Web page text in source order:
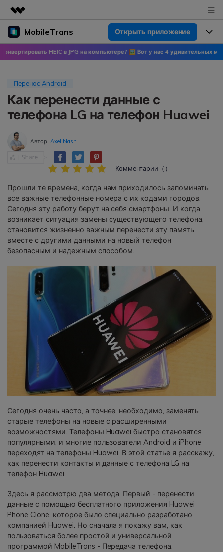
Рекомендуемые продукты
Цифровая креативность AIGC
Бизнес
О нас
Новости
Покупка
Поддержка
MobileTrans Открыть приложение
Продукты
ПК
Перенос данных WhatsApp
Переносите данные WhatsApp со
WhatsApp и других социальных
приложений на ПК и
Перенос данных смартфона
Передавайте сообщения,
фотографии, видео и многое
другое со смартфона на смартфон,
со смартфона на ПК и наоборот.
Резервное копирование и
восстановление
Создавайте резервные копии для
18+ типов данных и данных
WhatsApp на ПК. С легкостью
восстанавливайте резервные
копии.
Перенос плейлистов
НОВИНКА
Переносите музыкальные
плейлисты с одного потокового
сервиса на другой.
Приложение
Mutsapper
Передавайте данные WhatsApp &
WhatsApp Business без сброса
настроек к заводским.
Цены
Цены для версий Windows
Цены для Android
Скидки до 50%
Центр поддержки
Блог
Популярные темы
Конкурсы и мероприятия
Узнайте больше
Скачать
HEIC в JPG на компьютере? 🖼 Вот у нас 4 удивительных метода!
Перенос Android
Как перенести данные с
телефона LG на телефон Huawei
Автор:Axel Nash |
Комментарии（）
Прошли те времена, когда нам приходилось запоминать
все важные телефонные номера с их кодами городов.
Сегодня эту работу берут на себя смартфоны. И когда
возникает ситуация замены существующего телефона,
становится жизненно важным перенести эту память
вместе с другими данными на новый телефон
безопасным и надежным способом.
Сегодня очень часто, а точнее, необходимо, заменять
старые телефоны на новые с расширенными
возможностями. Телефоны Huawei быстро становятся
популярными, и многие пользователи Android и iPhone
переходят на телефоны Huawei. В этой статье я расскажу,
как перенести контакты и данные с телефона LG на
телефон Huawei.
Здесь я рассмотрю два метода. Первый - перенести
данные с помощью бесплатного приложения Huawei
Phone Clone, которое было специально разработано
компанией Huawei. Но сначала я покажу вам, как
пользоваться более простой и универсальной
программой MobileTrans - Передача телефона.